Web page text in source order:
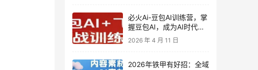
必火Ai-豆包AI训练营，掌
握豆包AI，成为AI时代的
全能型人才
2026 年 4 月 11 日
2026年铁甲有好招：全域